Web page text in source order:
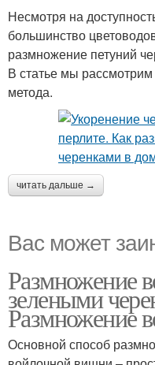
Несмотря на
большинство
размножение петуний
В статье мы
метода.
читать дальше →
Вас может
Размножение
зелеными
Размножение
Основной способ